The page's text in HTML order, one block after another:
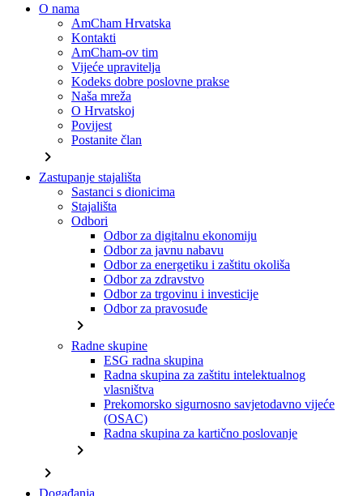
O nama
AmCham Hrvatska
Kontakti
AmCham-ov tim
Vijeće upravitelja
Kodeks dobre poslovne prakse
Naša mreža
O Hrvatskoj
Povijest
Postanite član
chevron_right
Zastupanje stajališta
Sastanci s dionicima
Stajališta
Odbori
Odbor za digitalnu ekonomiju
Odbor za javnu nabavu
Odbor za energetiku i zaštitu okoliša
Odbor za zdravstvo
Odbor za trgovinu i investicije
Odbor za pravosuđe
chevron_right
Radne skupine
ESG radna skupina
Radna skupina za zaštitu intelektualnog
vlasništva
Prekomorsko sigurnosno savjetodavno vijeće
(OSAC)
Radna skupina za kartično poslovanje
chevron_right
chevron_right
Događanja